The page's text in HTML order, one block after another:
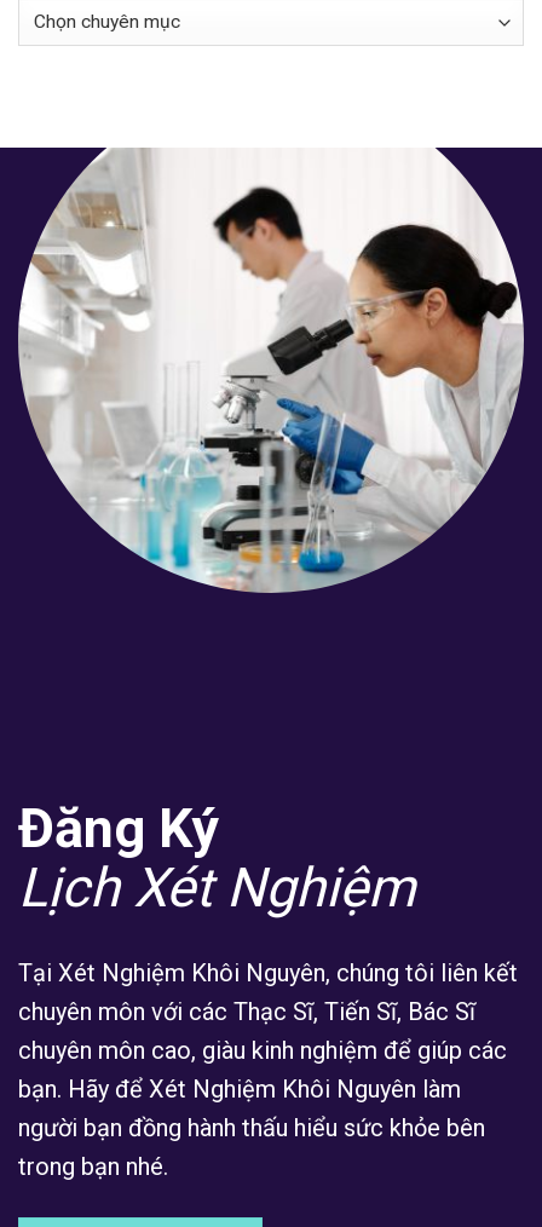
Chuyên
mục
Đăng Ký
Lịch Xét Nghiệm
Tại Xét Nghiệm Khôi Nguyên, chúng tôi liên kết
chuyên môn với các Thạc Sĩ, Tiến Sĩ, Bác Sĩ
chuyên môn cao, giàu kinh nghiệm để giúp các
bạn. Hãy để Xét Nghiệm Khôi Nguyên làm
người bạn đồng hành thấu hiểu sức khỏe bên
trong bạn nhé.